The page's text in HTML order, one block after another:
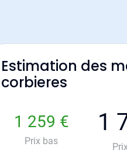
Estimation des
corbieres
1 259 €
Prix bas
1